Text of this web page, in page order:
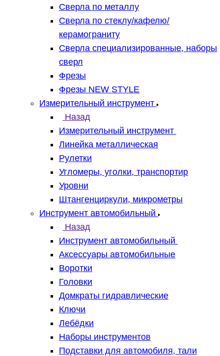
Сверла по металлу
Сверла по стеклу/кафелю/
керамограниту
Сверла специализированные, наборы
сверл
Фрезы
Фрезы NEW STYLE
Измерительный инструмент
Назад
Измерительный инструмент
Линейка металлическая
Рулетки
Угломеры, уголки, транспортир
Уровни
Штангенциркули, микрометры
Инструмент автомобильный
Назад
Инструмент автомобильный
Аксессуары автомобильные
Воротки
Головки
Домкраты гидравлические
Ключи
Лебёдки
Наборы инструментов
Подставки для автомобиля, тали